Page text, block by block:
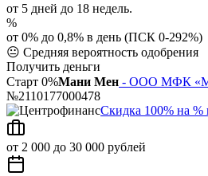
от 5 дней до 18 недель.
%
от 0% до 0,8% в день (ПСК 0-292%)
😐 Средняя вероятность одобрения
Получить деньги
Старт 0%Мани Мен - ООО МФК
№2110177000478
Скидка 100% на %
от 2 000 до 30 000 рублей